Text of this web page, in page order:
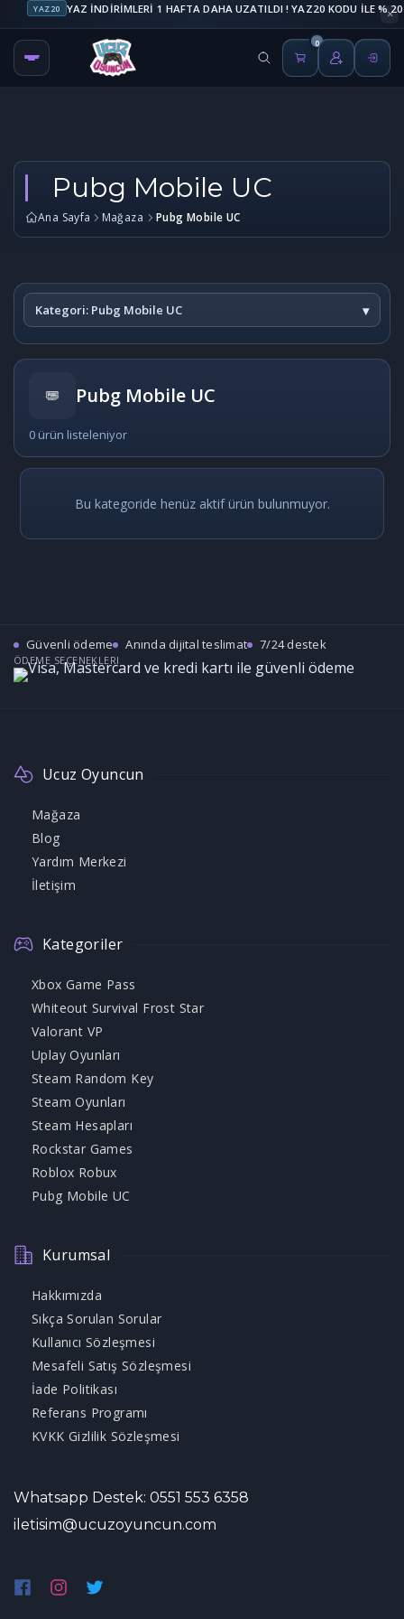
YAZ20 ×
0
Pubg Mobile UC
Ana Sayfa Mağaza Pubg Mobile UC
Kategori: Pubg Mobile UC ▾
Pubg Mobile UC
0 ürün listeleniyor
Bu kategoride henüz aktif ürün bulunmuyor.
Güvenli ödeme Anında dijital teslimat 7/24 destek
ÖDEME SEÇENEKLERI
Ucuz Oyuncun
Mağaza
Blog
Yardım Merkezi
İletişim
Kategoriler
Xbox Game Pass
Whiteout Survival Frost Star
Valorant VP
Uplay Oyunları
Steam Random Key
Steam Oyunları
Steam Hesapları
Rockstar Games
Roblox Robux
Pubg Mobile UC
Kurumsal
Hakkımızda
Sıkça Sorulan Sorular
Kullanıcı Sözleşmesi
Mesafeli Satış Sözleşmesi
İade Politikası
Referans Programı
KVKK Gizlilik Sözleşmesi
Whatsapp Destek: 0551 553 6358
iletisim@ucuzoyuncun.com